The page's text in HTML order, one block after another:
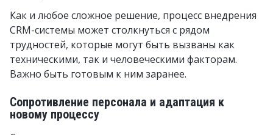
Как и любое сложное решение, процесс внедрения
CRM-системы может столкнуться с рядом
трудностей, которые могут быть вызваны как
техническими, так и человеческими факторам.
Важно быть готовым к ним заранее.
Сопротивление персонала и адаптация к
новому процессу